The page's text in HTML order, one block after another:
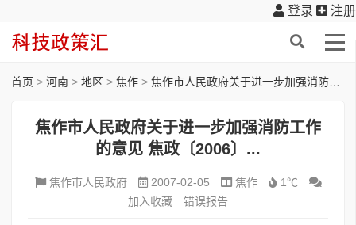
登录 注册
首页 > 河南 > 地区 > 焦作 > 焦作市人民政府关于进一步加强消防工作的意见 焦政〔2006〕...
焦作市人民政府关于进一步加强消防工作
的意见 焦政〔2006〕...
焦作市人民政府 2007-02-05 焦作
1℃
加入收藏
错误报告